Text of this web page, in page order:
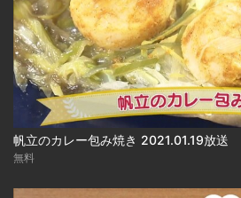
帆立のカレー包み焼き 2021.01.19放送
無料